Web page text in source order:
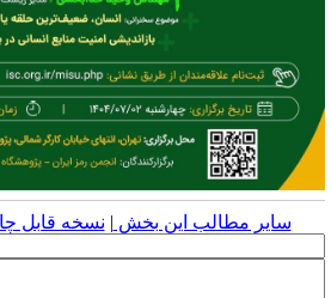
سایر مطالب این بخش | نسخه قابل